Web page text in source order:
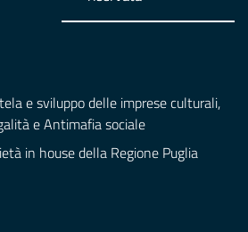
e sviluppo delle imprese culturali,
e Antimafia sociale
in house della Regione Puglia